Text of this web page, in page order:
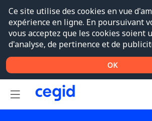
Ce site utilise des cookies en vue
expérience en ligne. En poursuivant
vous acceptez que les cookies soient
d'analyse, de pertinence et de
OK